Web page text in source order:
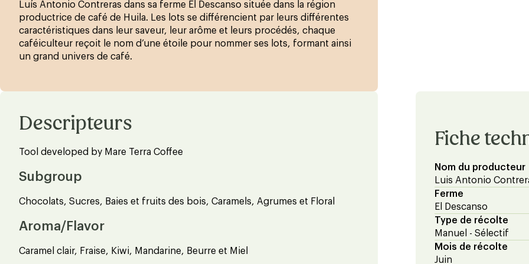
Luís Antonio Contreras dans sa ferme El Descanso située dans la région
productrice de café de Huila. Les lots se différencient par leurs différentes
caractéristiques dans leur saveur, leur arôme et leurs procédés, chaque
caféiculteur reçoit le nom d’une étoile pour nommer ses lots, formant ainsi
un grand univers de café.
Descripteurs
Tool developed by Mare Terra Coffee
Subgroup
Chocolats, Sucres, Baies et fruits des bois, Caramels, Agrumes et Floral
Aroma/Flavor
Caramel clair, Fraise, Kiwi, Mandarine, Beurre et Miel
Fiche
Nom du producteur
Luis Antonio
Ferme
El Descanso
Type de récolte
Manuel - Sélectif
Mois de récolte
Juin